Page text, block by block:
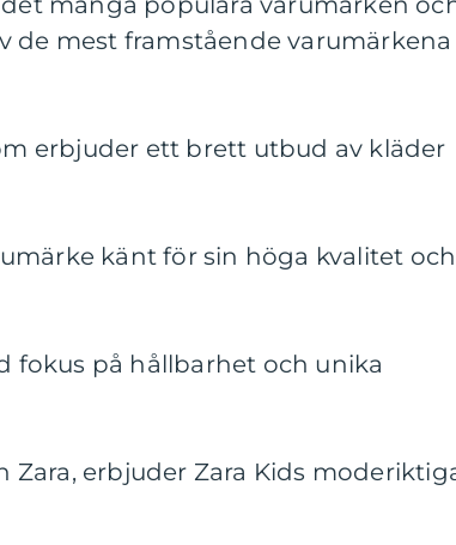
de mest framstående varumärkena
erbjuder ett brett utbud av kläder
känt för sin höga kvalitet och
fokus på hållbarhet och unika
Zara, erbjuder Zara Kids